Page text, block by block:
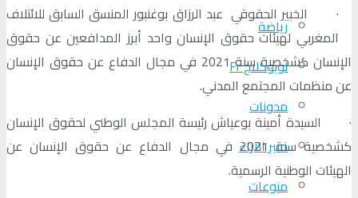
رياضة
لوبوكلاج Fr
مدونات
منبر الآراء
منوعات
· الخبير الحقوقي عبد الرزاق بوغنبور المنسق السابق للائتلاف
المغربي لهيئات حقوق الإنسان واحد أبرز المدافعين عن حقوق
الإنسان كشخصية سنة 2021 في مجال الدفاع عن حقوق الإنسان
عن منظمات المجتمع المدني.
· السيدة أمينة بوعياش رئيسة المجلس الوطني لحقوق الإنسان
كشخصية سنة 2021 في مجال الدفاع عن حقوق الإنسان عن
الهيئات الوطنية الرسمية.